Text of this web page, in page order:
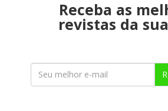
Receba as
revistas da